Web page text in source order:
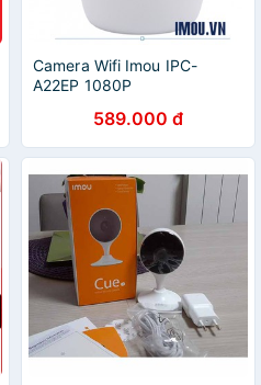
Camera Wifi Imou IPC-
A22EP 1080P
589.000 đ